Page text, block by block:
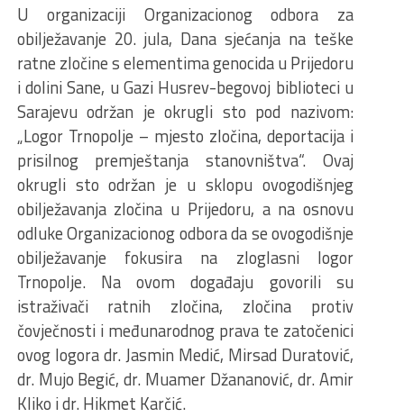
U organizaciji Organizacionog odbora za
obilježavanje 20. jula, Dana sjećanja na teške
ratne zločine s elementima genocida u Prijedoru
i dolini Sane, u Gazi Husrev-begovoj biblioteci u
Sarajevu održan je okrugli sto pod nazivom:
„Logor Trnopolje – mjesto zločina, deportacija i
prisilnog premještanja stanovništva“. Ovaj
okrugli sto održan je u sklopu ovogodišnjeg
obilježavanja zločina u Prijedoru, a na osnovu
odluke Organizacionog odbora da se ovogodišnje
obilježavanje fokusira na zloglasni logor
Trnopolje. Na ovom događaju govorili su
istraživači ratnih zločina, zločina protiv
čovječnosti i međunarodnog prava te zatočenici
ovog logora dr. Jasmin Medić, Mirsad Duratović,
dr. Mujo Begić, dr. Muamer Džananović, dr. Amir
Kliko i dr. Hikmet Karčić.